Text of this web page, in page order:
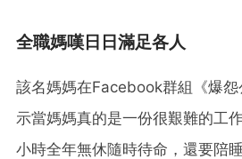
全職媽嘆日日滿足各人
該名媽媽在Facebook群組《爆
示當媽媽真的是一份很艱難的工
小時全年無休隨時待命，還要陪